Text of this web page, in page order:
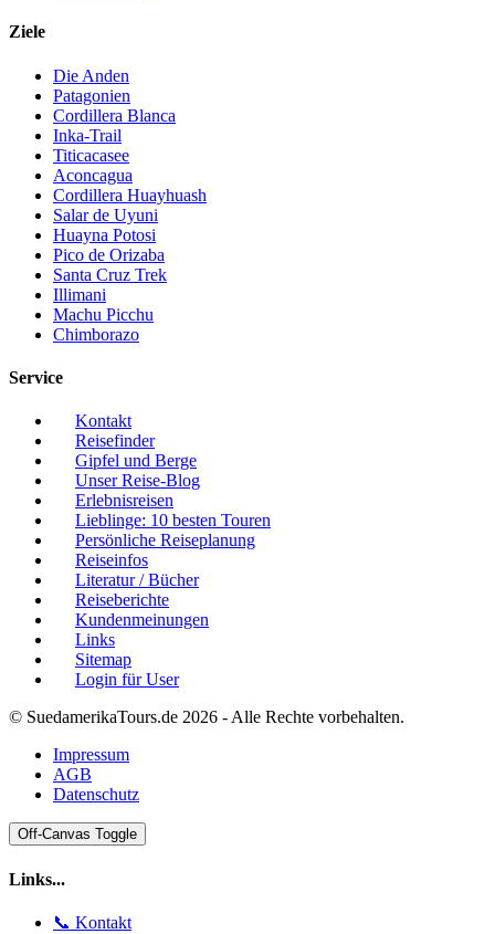
Ziele
Die Anden
Patagonien
Cordillera Blanca
Inka-Trail
Titicacasee
Aconcagua
Cordillera Huayhuash
Salar de Uyuni
Huayna Potosi
Pico de Orizaba
Santa Cruz Trek
Illimani
Machu Picchu
Chimborazo
Service
Kontakt
Reisefinder
Gipfel und Berge
Unser Reise-Blog
Erlebnisreisen
Lieblinge: 10 besten Touren
Persönliche Reiseplanung
Reiseinfos
Literatur / Bücher
Reiseberichte
Kundenmeinungen
Links
Sitemap
Login für User
© SuedamerikaTours.de 2026 - Alle Rechte vorbehalten.
Impressum
AGB
Datenschutz
Off-Canvas Toggle
Links...
📞 Kontakt